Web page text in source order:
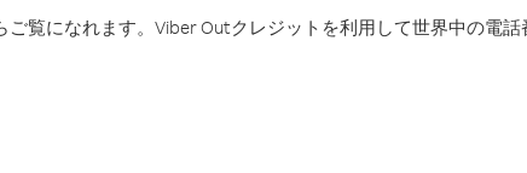
覧になれます。Viber Outクレジットを利用して世界中の電